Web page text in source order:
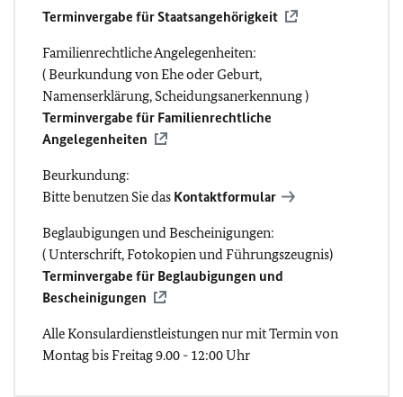
Terminvergabe für Staatsangehörigkeit
Familienrechtliche Angelegenheiten:
( Beurkundung von Ehe oder Geburt,
Namenserklärung, Scheidungsanerkennung )
Terminvergabe für Familienrechtliche
Angelegenheiten
Beurkundung:
Bitte benutzen Sie das Kontaktformular
Beglaubigungen und Bescheinigungen:
( Unterschrift, Fotokopien und Führungszeugnis)
Terminvergabe für Beglaubigungen und
Bescheinigungen
Alle Konsulardienstleistungennur mit Terminvon
Montag bis Freitag 9.00 - 12:00 Uhr